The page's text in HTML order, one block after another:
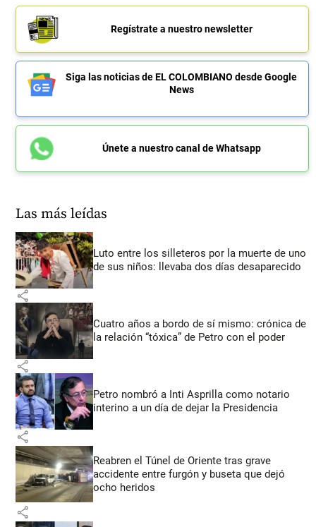
Regístrate a nuestro newsletter
Siga las noticias de EL COLOMBIANO desde Google
News
Únete a nuestro canal de Whatsapp
Las más leídas
Luto entre los silleteros por la muerte de uno
de sus niños: llevaba dos días desaparecido
share
Cuatro años a bordo de sí mismo: crónica de
la relación “tóxica” de Petro con el poder
share
Petro nombró a Inti Asprilla como notario
interino a un día de dejar la Presidencia
share
Reabren el Túnel de Oriente tras grave
accidente entre furgón y buseta que dejó
ocho heridos
share